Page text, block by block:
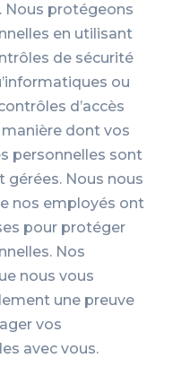
Nous protégeons
en utilisant
de sécurité
ou
d’accès
dont vos
personnelles sont
gérées. Nous nous
nos employés ont
pour protéger
Nos
nous vous
une preuve
vos
avec vous.